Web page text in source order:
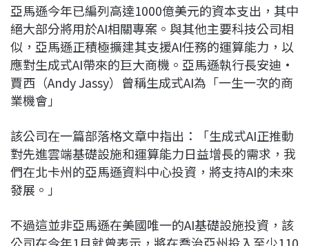
亞馬遜今年已編列高達1000億美元的資本支出，其中
絕大部分將用於AI相關專案。與其他主要科技公司相
似，亞馬遜正積極擴建其支援AI任務的運算能力，以
應對生成式AI帶來的巨大商機。亞馬遜執行長安迪·
賈西（Andy Jassy）曾稱生成式AI為「一生一次的商
業機會」
該公司在一篇部落格文章中指出：「生成式AI正推動
對先進雲端基礎設施和運算能力日益增長的需求，我
們在北卡州的亞馬遜資料中心投資，將支持AI的未來
發展。」
不過這並非亞馬遜在美國唯一的AI基礎設施投資，該